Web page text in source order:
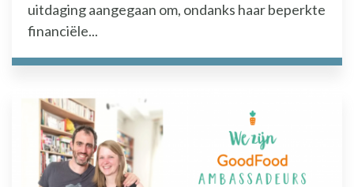
uitdaging aangegaan om, ondanks haar beperkte
financiële...